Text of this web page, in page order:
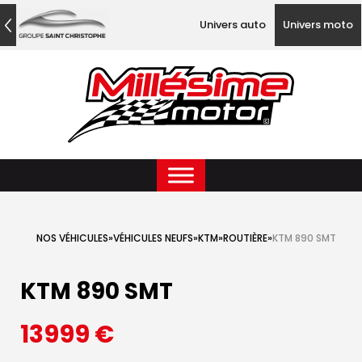
Univers auto Univers moto
NOS VÉHICULES»VÉHICULES NEUFS»KTM»ROUTIÈRE»KTM 890 SMT
KTM 890 SMT
13999€